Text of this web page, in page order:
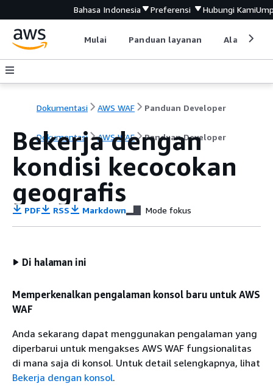
Bahasa Indonesia Preferensi Hubungi Kami
Mulai Panduan layanan Alat
Dokumentasi AWS WAF Panduan Developer
Dokumentasi AWS WAF Panduan Developer
Bekerja dengan
kondisi kecocokan
geografis
PDF RSS Markdown Mode fokus
Di halaman ini
Memperkenalkan pengalaman konsol baru untuk AWS
WAF
Anda sekarang dapat menggunakan pengalaman yang
diperbarui untuk mengakses AWS WAF fungsionalitas
di mana saja di konsol. Untuk detail selengkapnya, lihat
Bekerja dengan konsol.